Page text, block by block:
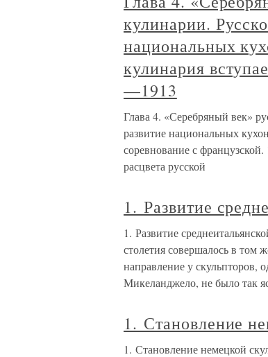
кулинарии.
национальных
кулинария
—1913
Глава 4. «Серебряный век»
развитие национальных
соревнование с
расцвета русской
1. Развитие
1. Развитие
столетия совершалось в том
направление у скульпторов,
Микеланджело, не было так
1. Становление
1. Становление немецкой